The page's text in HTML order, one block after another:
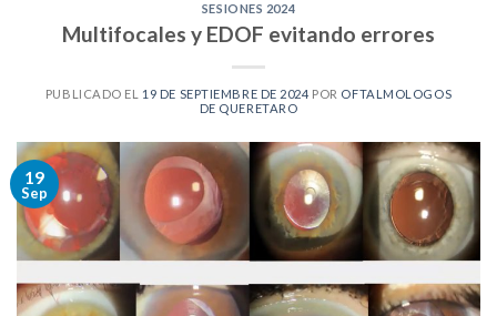
SESIONES 2024
Multifocales y EDOF evitando errores
PUBLICADO EL 19 DE SEPTIEMBRE DE 2024 POR OFTALMOLOGOS
DE QUERETARO
19
Sep